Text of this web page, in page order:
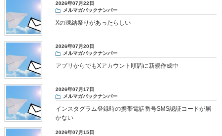
2026年07月22日
メルマガバックナンバー
Xの凍結祭りがあったらしい
2026年07月20日
メルマガバックナンバー
アプリからでもXアカウント順調に新規作成中
2026年07月17日
メルマガバックナンバー
インスタグラム登録時の携帯電話番号SMS認証コードが届
かない
2026年07月15日